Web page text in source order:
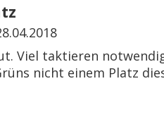
Viel taktieren
nicht einem Platz